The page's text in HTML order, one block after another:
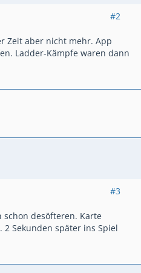
#2
Zeit aber nicht mehr. App
Ladder-Kämpfe waren dann
#3
schon desöfteren. Karte
Sekunden später ins Spiel